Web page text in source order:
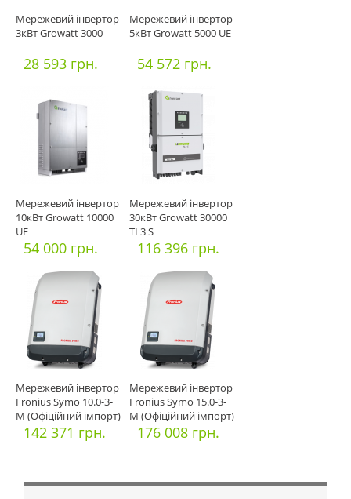
Мережевий інвертор
3кВт Growatt 3000
28 593 грн.
Мережевий інвертор
5кВт Growatt 5000 UE
54 572 грн.
Мережевий інвертор
10кВт Growatt 10000
UE
54 000 грн.
Мережевий інвертор
30кВт Growatt 30000
TL3 S
116 396 грн.
Мережевий інвертор
Fronius Symo 10.0-3-
M (Офіційний імпорт)
142 371 грн.
Мережевий інвертор
Fronius Symo 15.0-3-
M (Офіційний імпорт)
176 008 грн.